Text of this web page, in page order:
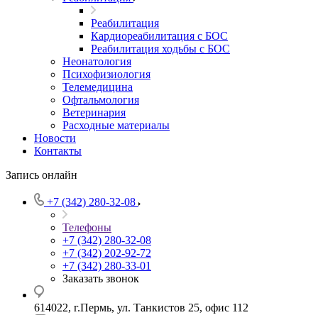
Реабилитация
Кардиореабилитация с БОС
Реабилитация ходьбы с БОС
Неонатология
Психофизиология
Телемедицина
Офтальмология
Ветеринария
Расходные материалы
Новости
Контакты
Запись онлайн
+7 (342) 280-32-08
Телефоны
+7 (342) 280-32-08
+7 (342) 202-92-72
+7 (342) 280-33-01
Заказать звонок
614022, г.Пермь, ул. Танкистов 25, офис 112